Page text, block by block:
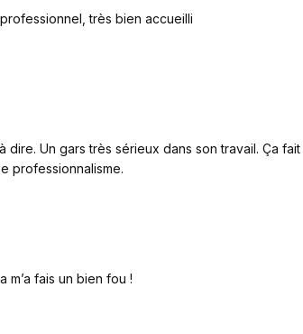
très bien accueilli
dire. Un gars très sérieux dans son travail. Ça
professionnalisme.
m’a fais un bien fou !